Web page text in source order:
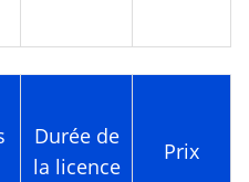
Durée de
la licence
Prix